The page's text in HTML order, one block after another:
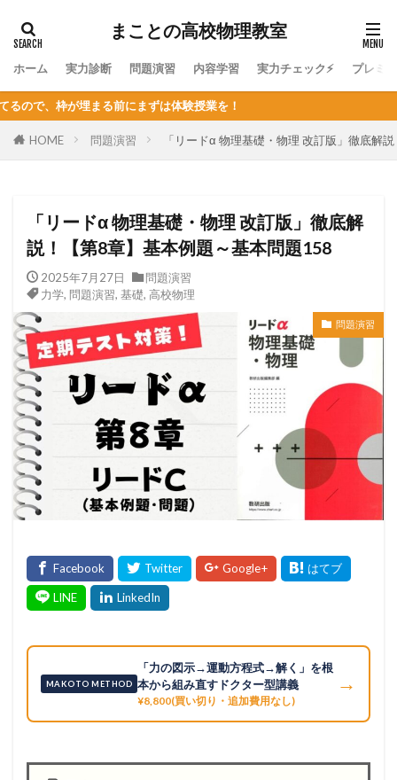
まことの高校物理教室
ホーム 実力診断 問題演習 内容学習 実力チェック⚡ プレミ
は体験授業を！
HOME 問題演習 「リードα 物理基礎・物理 改訂版」徹底解
「リードα 物理基礎・物理 改訂版」徹底解
説！【第8章】基本例題～基本問題158
2025年7月27日
問題演習
力学, 問題演習, 基礎, 高校物理
問題演習
MAKOTO METHOD
「力の図示→運動方程式→解く」を根
本から組み直すドクター型講義
¥8,800(買い切り・追加費用なし)
→